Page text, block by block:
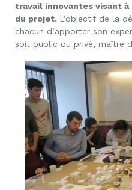
travail innovantes visant
du projet. L’objectif de la
chacun d’apporter son
soit public ou privé, maître